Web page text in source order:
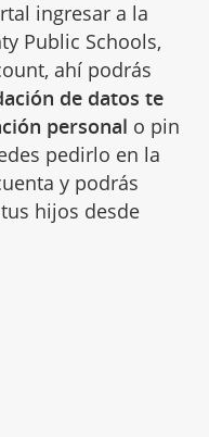
ingresar a la
Public Schools,
ahí podrás
de datos te
personal o pin
pedirlo en la
y podrás
hijos desde